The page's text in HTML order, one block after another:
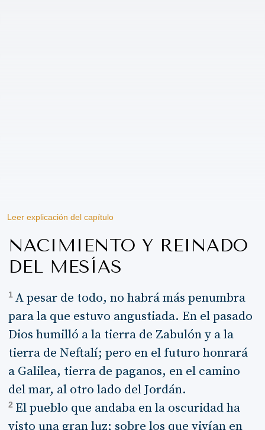
Leer explicación del capítulo
NACIMIENTO Y REINADO
DEL MESÍAS
1 A pesar de todo, no habrá más penumbra
para la que estuvo angustiada. En el pasado
Dios humilló a la tierra de Zabulón y a la
tierra de Neftalí; pero en el futuro honrará
a Galilea, tierra de paganos, en el camino
del mar, al otro lado del Jordán.
2 El pueblo que andaba en la oscuridad ha
visto una gran luz; sobre los que vivían en